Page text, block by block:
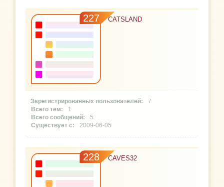
227 CATSLAND
7
1
5
2009-06-05
228 CAVES32